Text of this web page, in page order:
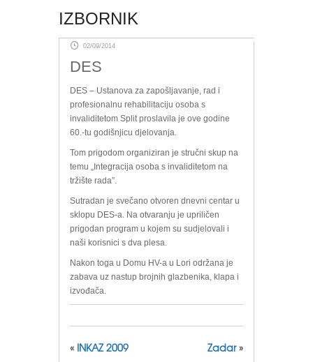
IZBORNIK
02/09/2014
DES
DES – Ustanova za zapošljavanje, rad i
profesionalnu rehabilitaciju osoba s
invaliditetom Split proslavila je ove godine
60.-tu godišnjicu djelovanja.
Tom prigodom organiziran je stručni skup na
temu „Integracija osoba s invaliditetom na
tržište rada”.
Sutradan je svečano otvoren dnevni centar u
sklopu DES-a. Na otvaranju je upriličen
prigodan program u kojem su sudjelovali i
naši korisnici s dva plesa.
Nakon toga u Domu HV-a u Lori održana je
zabava uz nastup brojnih glazbenika, klapa i
izvođača.
« INKAZ 2009 Zadar»